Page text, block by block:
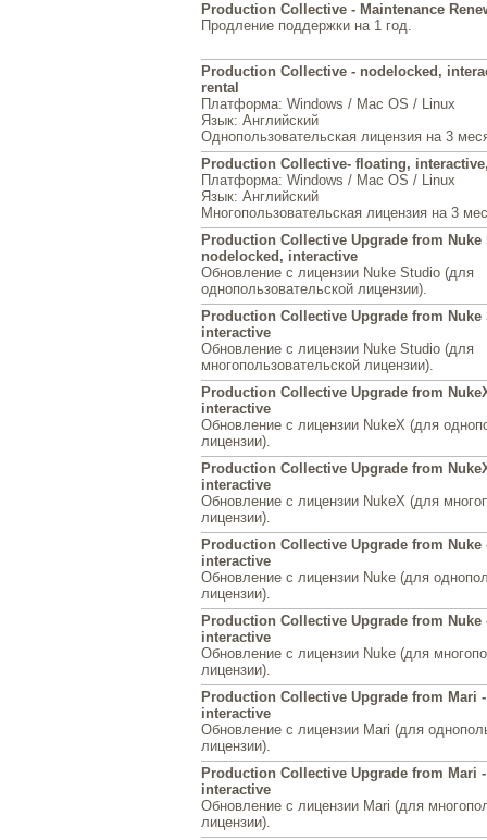
Production Collective - Maintenance
Продление поддержки на 1 год.
Production Collective - nodelocked,
rental
Платформа: Windows / Mac OS / Linux
Язык: Английский
Однопользовательская лицензия на 3
Production Collective- floating,
Платформа: Windows / Mac OS / Linux
Язык: Английский
Многопользовательская лицензия на 3
Production Collective Upgrade from Nuke
nodelocked, interactive
Обновление с лицензии Nuke Studio (для
однопользовательской лицензии).
Production Collective Upgrade from
interactive
Обновление с лицензии Nuke Studio (для
многопользовательской лицензии).
Production Collective Upgrade from
interactive
Обновление с лицензии NukeX (для
лицензии).
Production Collective Upgrade from
interactive
Обновление с лицензии NukeX (для
лицензии).
Production Collective Upgrade from Nuke
interactive
Обновление с лицензии Nuke (для
лицензии).
Production Collective Upgrade from
interactive
Обновление с лицензии Nuke (для
лицензии).
Production Collective Upgrade from Mari
interactive
Обновление с лицензии Mari (для
лицензии).
Production Collective Upgrade from Mari
interactive
Обновление с лицензии Mari (для
лицензии).